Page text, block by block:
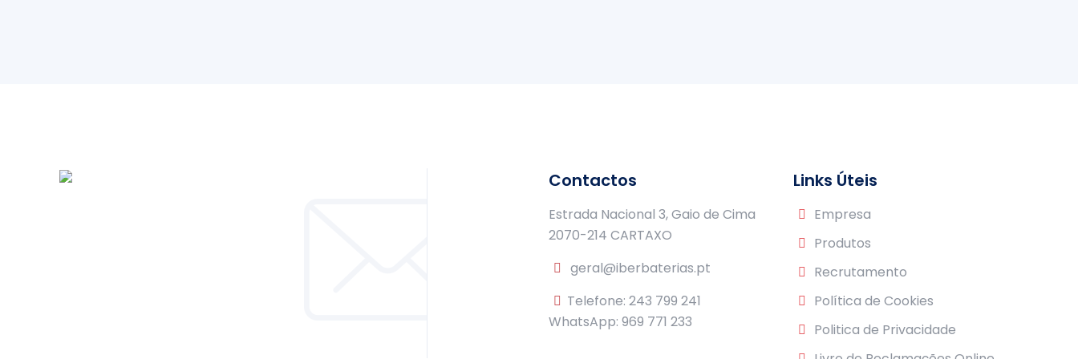
Contactos
Estrada Nacional 3, Gaio de Cima
2070-214 CARTAXO
geral@iberbaterias.pt
Telefone: 243 799 241
WhatsApp: 969 771 233
Links Úteis
Empresa
Produtos
Recrutamento
Política de Cookies
Politica de Privacidade